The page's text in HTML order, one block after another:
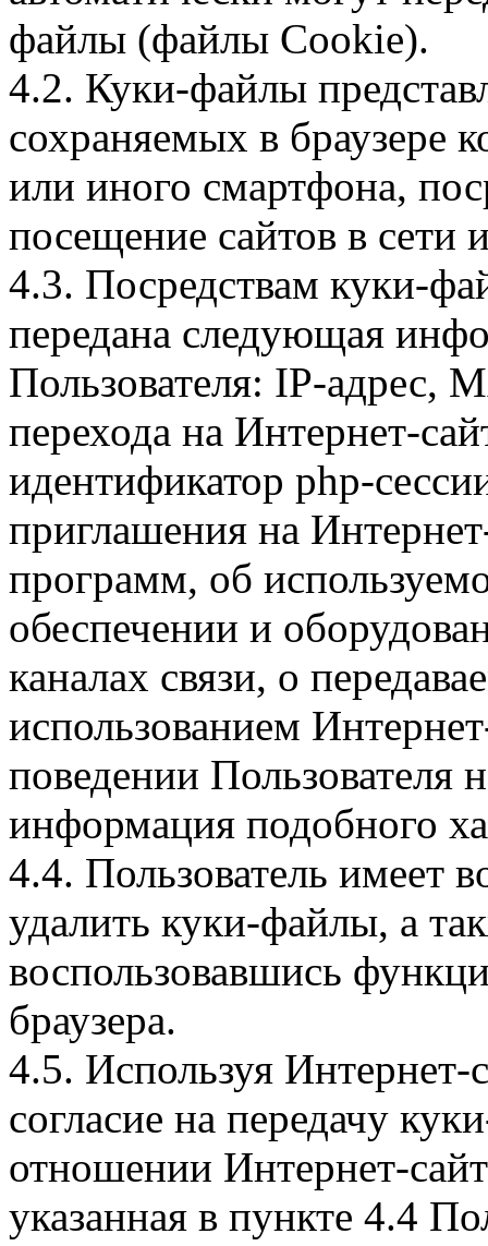
файлы (файлы Cookie).
4.2. Куки-файлы
сохраняемых в браузере
или иного смартфона,
посещение сайтов в сети
4.3. Посредствам куки-
передана следующая
Пользователя: IP-адрес,
перехода на Интернет-
идентификатор php-
приглашения на
программ, об
обеспечении и
каналах связи, о
использованием
поведении Пользователя
информация подобного
4.4. Пользователь имеет
удалить куки-файлы, а
воспользовавшись
браузера.
4.5. Используя Интернет-
согласие на передачу
отношении Интернет-
указанная в пункте 4.4